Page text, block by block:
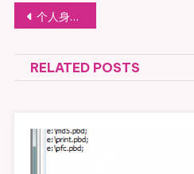
文
章
导
个人身体锻炼的最好方式
RELATED POSTS